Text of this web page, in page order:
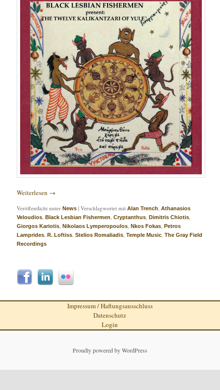
Weiterlesen →
Veröffentlicht unter News |Verschlagwortet mit Alan Trench,Athanasios
Veloudios,Black Lesbian Fishermen,Cryptanthus,Dimitris Chiotis,
Giorgos Kariotis,Nikolaos Lymperopoulos,Nkos Fokas,Petros
Lamprides,R. Loftiss,Stelios Romaliadis,Temple Music,The Gray Field
Recordings
Impressum / Haftungsausschluss
Datenschutz
Login
Proudly powered by WordPress